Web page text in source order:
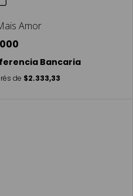
Amor
Bancaria
de $2.333,33